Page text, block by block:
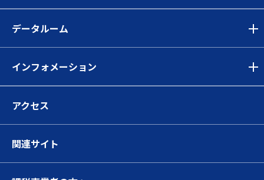
データルーム
インフォメーション
アクセス
関連サイト